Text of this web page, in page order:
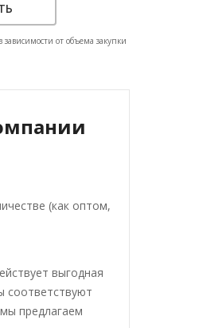
от объема закупки
(как оптом,
выгодная
соответствуют
предлагаем